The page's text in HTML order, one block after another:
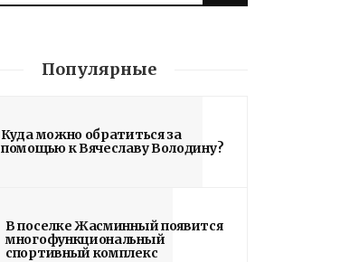
Популярные
Куда можно обратиться за
помощью к Вячеславу Володину?
В поселке Жасминный появится
многофункциональный
спортивный комплекс